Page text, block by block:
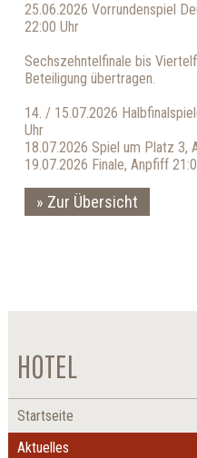
25.06.2026 Vorrundenspiel
22:00 Uhr
Sechszehntelfinale bis
Beteiligung übertragen.
14. / 15.07.2026
Uhr
18.07.2026 Spiel um Platz 3,
19.07.2026 Finale, Anpfiff
Zur Übersicht
HOTEL
Startseite
Aktuelles